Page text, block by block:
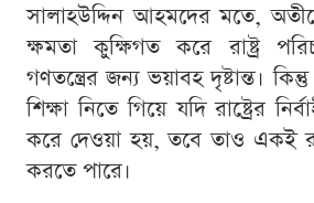
সালাহউদ্দিন আহমদের মতে,
ক্ষমতা কুক্ষিগত করে রাষ্ট্র
গণতন্ত্রের জন্য ভয়াবহ দৃষ্টান্ত।
শিক্ষা নিতে গিয়ে যদি রাষ্ট্রের
করে দেওয়া হয়, তবে তাও একই
করতে পারে।